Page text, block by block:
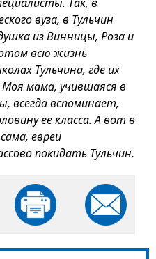
вуза, в Тульчин
из Винницы, Роза и
всю жизнь
Тульчина, где их
мама, учившаяся в
всегда вспоминает,
ее класса. А вот в
евреи
покидать Тульчин.